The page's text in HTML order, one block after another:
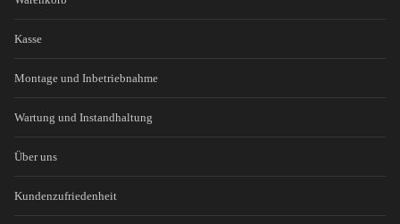
Kasse
Montage und Inbetriebnahme
Wartung und Instandhaltung
Über uns
Kundenzufriedenheit